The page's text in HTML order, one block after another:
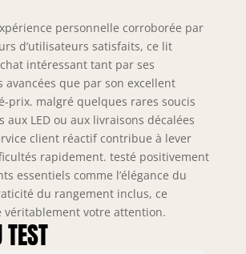
de lit rembourrée
est remplie de
mousse haute
densité pour vous
y détendre
confortablement.
détaillées】: pour
réduire le risque
de dommages, ce
cadre de lit est
expédié en 2
personnelle corroborée par
d’utilisateurs satisfaits, ce lit
intéressant tant par ses
que par son excellent
prix. malgré quelques rares soucis
aux LED ou aux livraisons décalées
client réactif contribue à lever
rapidement. testé positivement
essentiels comme l’élégance du
du rangement inclus, ce
véritablement votre attention.